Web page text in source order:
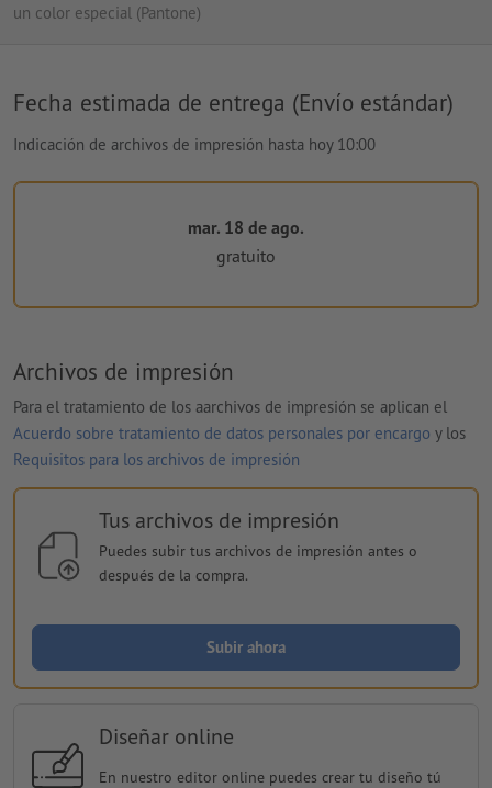
un color especial (Pantone)
Fecha estimada de entrega (Envío estándar)
Indicación de archivos de impresión hasta hoy 10:00
mar. 18 de ago.
gratuito
Archivos de impresión
Para el tratamiento de los aarchivos de impresión se aplican el
Acuerdo sobre tratamiento de datos personales por encargo y los
Requisitos para los archivos de impresión
Tus archivos de impresión
Puedes subir tus archivos de impresión antes o
después de la compra.
Subir ahora
Diseñar online
En nuestro editor online puedes crear tu diseño tú